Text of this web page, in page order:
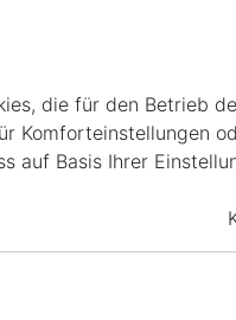
die für den Betrieb
Komforteinstellungen
auf Basis Ihrer